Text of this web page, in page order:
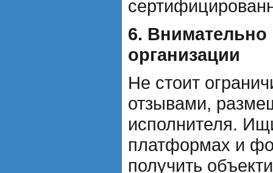
6.
организации
Не стоит
отзывами,
исполнителя.
платформах и
получить